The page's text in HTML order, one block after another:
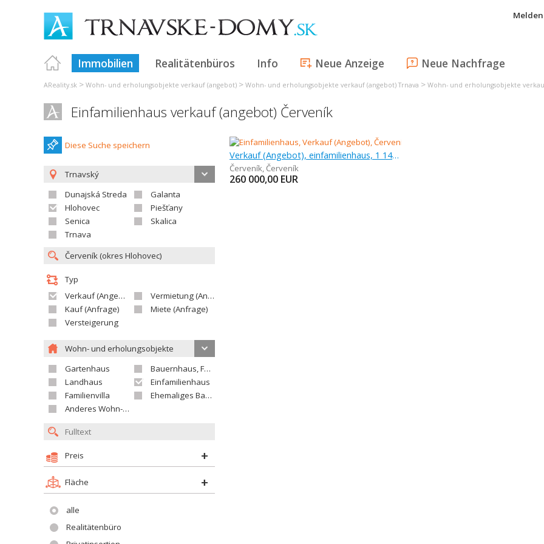
Immobilien Realitätenbüros Info Neue Anzeige Neue Nachfrage
AReality.sk > Wohn- und erholungsobjekte verkauf (angebot) > Wohn- und erholungsobjekte verkauf (angebot) Trnava > Wohn- und erholungsobjekte
Einfamilienhaus verkauf (angebot) Červeník
Diese Suche speichern
Trnavský
Dunajská Streda
Galanta
Hlohovec
Piešťany
Senica
Skalica
Trnava
Typ
Verkauf (Angebot)
Vermietung (Angebot)
Kauf (Anfrage)
Miete (Anfrage)
Versteigerung
Wohn- und erholungsobjekte
Gartenhaus
Bauernhaus, Ferienhaus
Landhaus
Einfamilienhaus
Familienvilla
Ehemaliges Bauerngut
Anderes Wohn- oder Ferienobjekt
Preis
Fläche
alle
Realitätenbüro
Verkauf (Angebot), einfamilienhaus, 1 141 m
Červeník, Červeník
260 000,00 EUR